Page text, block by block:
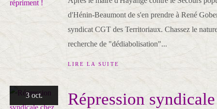
d'Hénin-Beaumont de s'en prendre à René
syndicat CGT des Territoriaux. Chassez le
recherche de "dédiabolisation"...
LIRE LA SUITE
3 oct.
Répression